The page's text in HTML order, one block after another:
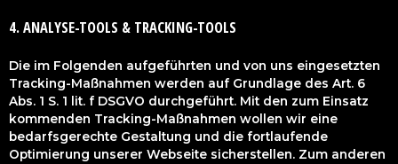
4. ANALYSE-TOOLS & TRACKING-TOOLS
Die im Folgenden aufgeführten und von uns eingesetzten
Tracking-Maßnahmen werden auf Grundlage des Art. 6
Abs. 1 S. 1 lit. f DSGVO durchgeführt. Mit den zum Einsatz
kommenden Tracking-Maßnahmen wollen wir eine
bedarfsgerechte Gestaltung und die fortlaufende
Optimierung unserer Webseite sicherstellen. Zum anderen